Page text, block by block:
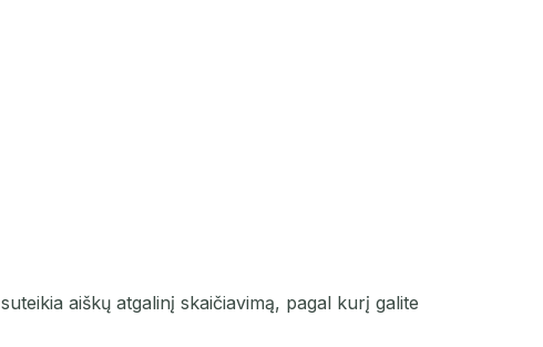
suteikia aiškų atgalinį skaičiavimą, pagal kurį galite